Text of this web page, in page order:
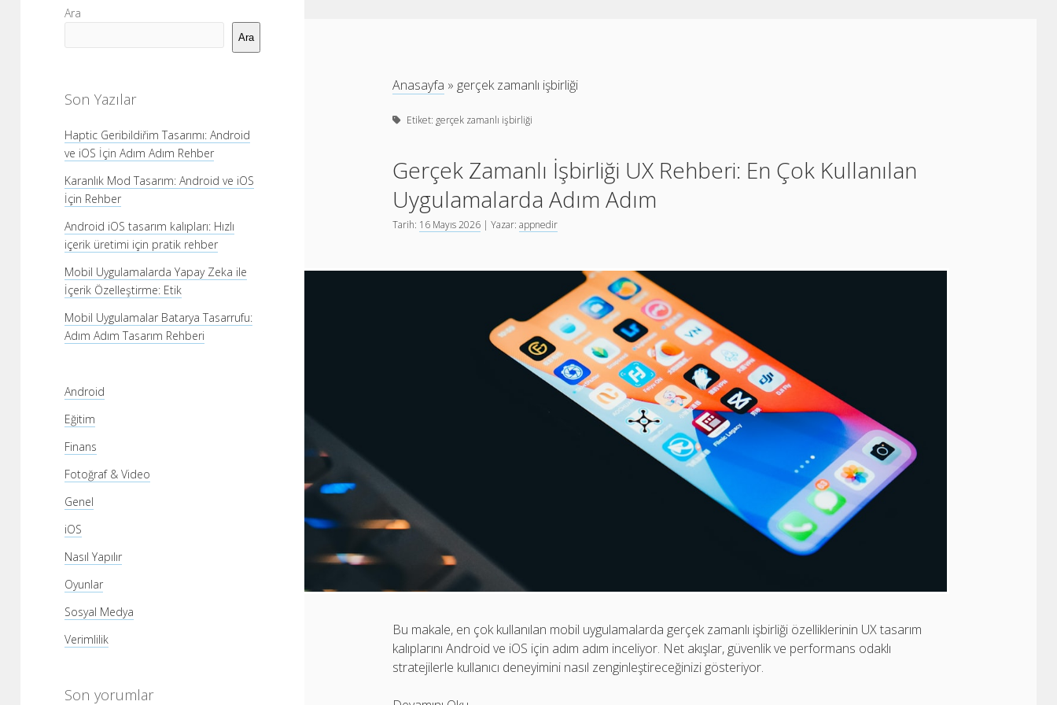
Yan
Menü
Ara
Ara
Son Yazılar
Haptic Geribildiřim Tasarımı: Android
ve iOS İçin Adım Adım Rehber
Karanlık Mod Tasarım: Android ve iOS
İçin Rehber
Android iOS tasarım kalıpları: Hızlı
içerik üretimi için pratik rehber
Mobil Uygulamalarda Yapay Zeka ile
İçerik Özelleştirme: Etik
Mobil Uygulamalar Batarya Tasarrufu:
Adım Adım Tasarım Rehberi
Android
Eğitim
Finans
Fotoğraf & Video
Genel
iOS
Nasıl Yapılır
Oyunlar
Sosyal Medya
Verimlilik
Son yorumlar
Anasayfa » gerçek zamanlı işbirliği
Etiket: gerçek zamanlı işbirliği
Gerçek Zamanlı İşbirliği UX Rehberi: En Çok Kullanılan
Uygulamalarda Adım Adım
Tarih: 16 Mayıs 2026 | Yazar:appnedir
Bu makale, en çok kullanılan mobil uygulamalarda gerçek zamanlı işbirliği özelliklerinin UX tasarım
kalıplarını Android ve iOS için adım adım inceliyor. Net akışlar, güvenlik ve performans odaklı
stratejilerle kullanıcı deneyimini nasıl zenginleştireceğinizi gösteriyor.